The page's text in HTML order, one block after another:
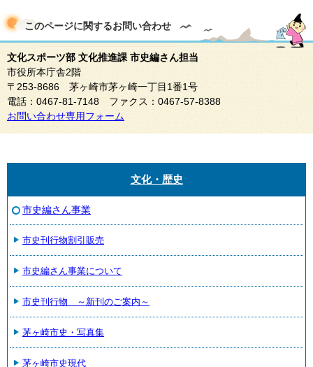
このページに関するお問い合わせ
文化スポーツ部 文化推進課 市史編さん担当
市役所本庁舎2階
〒253-8686 茅ヶ崎市茅ヶ崎一丁目1番1号
電話：0467-81-7148 ファクス：0467-57-8388
お問い合わせ専用フォーム
文化・歴史
市史編さん事業
市史刊行物割引販売
市史編さん事業について
市史刊行物 ～新刊のご案内～
茅ヶ崎市史・写真集
茅ヶ崎市史現代